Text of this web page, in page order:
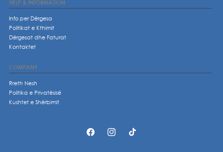
HELP & INFORMATION
Info per Dërgesa
Politikat e Kthimit
Dërgesat dhe Faturat
Kontaktet
COMPANY
Rreth Nesh
Politika e Privatësisë
Kushtet e Shërbimit
https://www.facebook.com/p/
https://www.instagram.com/
https://www.tiktok.com/